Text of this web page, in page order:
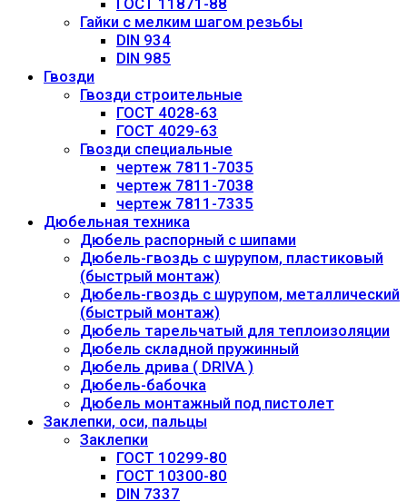
ГОСТ 11871-88
Гайки с мелким шагом резьбы
DIN 934
DIN 985
Гвозди
Гвозди строительные
ГОСТ 4028-63
ГОСТ 4029-63
Гвозди специальные
чертеж 7811-7035
чертеж 7811-7038
чертеж 7811-7335
Дюбельная техника
Дюбель распорный с шипами
Дюбель-гвоздь с шурупом, пластиковый
(быстрый монтаж)
Дюбель-гвоздь с шурупом, металлический
(быстрый монтаж)
Дюбель тарельчатый для теплоизоляции
Дюбель складной пружинный
Дюбель дрива ( DRIVA )
Дюбель-бабочка
Дюбель монтажный под пистолет
Заклепки, оси, пальцы
Заклепки
ГОСТ 10299-80
ГОСТ 10300-80
DIN 7337